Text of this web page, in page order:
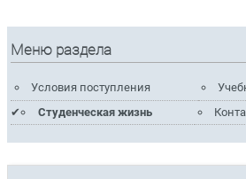
Меню раздела
Условия поступления
Студенческая жизнь